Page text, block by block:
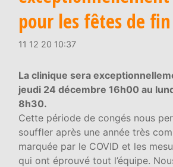
pour les fêtes de
11 12 20 10:37
La clinique sera
jeudi 24 décembre 16h00 au
8h30.
Cette période de congés nous
souffler après une année très
marquée par le COVID et les
qui ont éprouvé tout l’équipe.